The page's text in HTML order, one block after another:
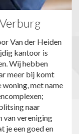
Van der Heiden
kantoor is
Wij hebben
meer bij komt
met name
naar
van vereniging
je een goed en